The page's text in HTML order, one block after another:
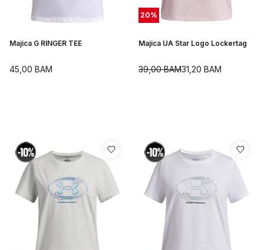
Majica G RINGER TEE
45,00 BAM
20%
Majica UA Star Logo Lockertag
31,20 BAM
39,00BAM